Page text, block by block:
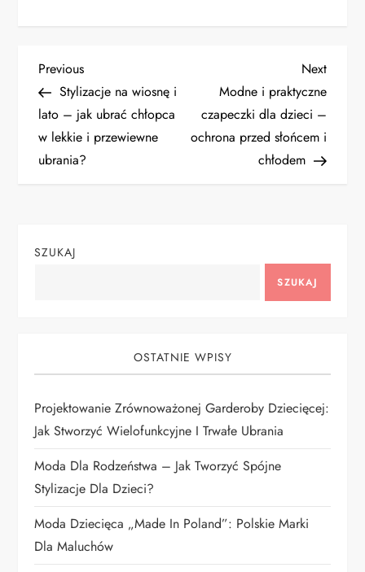
N
a
w
a
a
w
p
i
s
Previous
Post
Previous
Stylizacje na wiosnę i
lato – jak ubrać chłopca
w lekkie i przewiewne
ubrania?
Next
Post
Next
Modne i praktyczne
czapeczki dla dzieci –
ochrona przed słońcem i
chłodem
SZUKAJ
SZUKAJ
OSTATNIE WPISY
Projektowanie Zrównoważonej Garderoby Dziecięcej:
Jak Stworzyć Wielofunkcyjne I Trwałe Ubrania
Moda Dla Rodzeństwa – Jak Tworzyć Spójne
Stylizacje Dla Dzieci?
Moda Dziecięca „Made In Poland”: Polskie Marki
Dla Maluchów